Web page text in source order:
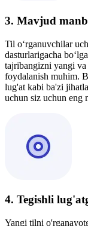
3. Mavjud
Til o‘rganuvchilar
dasturlarigacha
tajribangizni yangi
foydalanish muhim.
lug'at kabi ba'zi
uchun siz uchun eng
4. Tegishli
Yangi tilni